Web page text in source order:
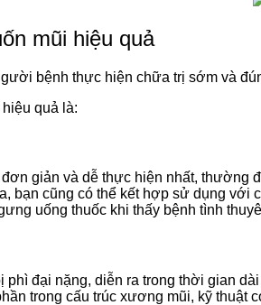
mũi hiệu quả
bệnh thực hiện chữa trị sớm và
quả là:
giản và dễ thực hiện nhất,
bạn cũng có thể kết hợp sử dụng
uống thuốc khi thấy bệnh tình
đại nặng, diễn ra trong thời gian
trong cấu trúc xương mũi, kỹ thuật